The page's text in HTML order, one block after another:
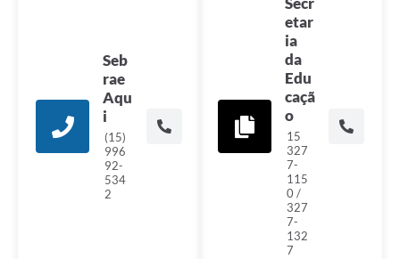
Seb
rae
Aqu
i
(15)
996
92-
534
2
etar
ia
da
Edu
caçã
o
15
327
7-
115
0 /
327
7-
132
7